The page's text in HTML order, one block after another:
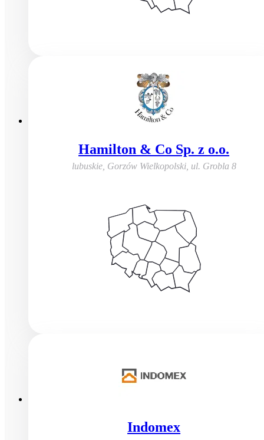
Hamilton & Co Sp. z o.o.
lubuskie, Gorzów Wielkopolski, ul. Grobla 8
Indomex